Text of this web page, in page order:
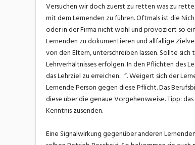
Versuchen wir doch zuerst zu retten was zu
mit dem Lernenden zu führen. Oftmals ist die
oder in der Firma nicht wohl und provoziert so
Lernenden zu dokumentieren und allfällige
von den Eltern, unterschreiben lassen. Sollte
Lehrverhältnisses erfolgen. In den Pflichten des
das Lehrziel zu erreichen…“. Weigert sich der
Lernende Person gegen diese Pflicht. Das
diese über die genaue Vorgehensweise. Tipp:
Kenntnis zusenden.
Eine Signalwirkung gegenüber anderen